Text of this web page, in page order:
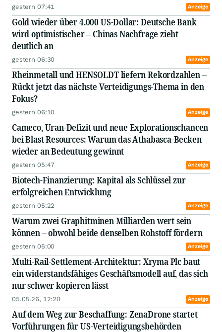
gestern 07:41 Anzeige
Gold wieder über 4.000 US-Dollar: Deutsche Bank
wird optimistischer – Chinas Nachfrage zieht
deutlich an
gestern 06:30 Anzeige
Rheinmetall und HENSOLDT liefern Rekordzahlen –
Rückt jetzt das nächste Verteidigungs-Thema in den
Fokus?
gestern 06:10 Anzeige
Cameco, Uran-Defizit und neue Explorationschancen
bei Blast Resources: Warum das Athabasca-Becken
wieder an Bedeutung gewinnt
gestern 05:47 Anzeige
Biotech-Finanzierung: Kapital als Schlüssel zur
erfolgreichen Entwicklung
gestern 05:22 Anzeige
Warum zwei Graphitminen Milliarden wert sein
können – obwohl beide denselben Rohstoff fördern
gestern 05:00 Anzeige
Multi-Rail-Settlement-Architektur: Xryma Plc baut
ein widerstandsfähiges Geschäftsmodell auf, das sich
nur schwer kopieren lässt
05.08.26, 12:20 Anzeige
Auf dem Weg zur Beschaffung: ZenaDrone startet
Vorführungen für US-Verteidigungsbehörden